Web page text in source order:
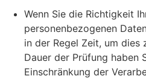
Wenn Sie die Richtigkeit
personenbezogenen
in der Regel Zeit, um dies
Dauer der Prüfung haben
Einschränkung der